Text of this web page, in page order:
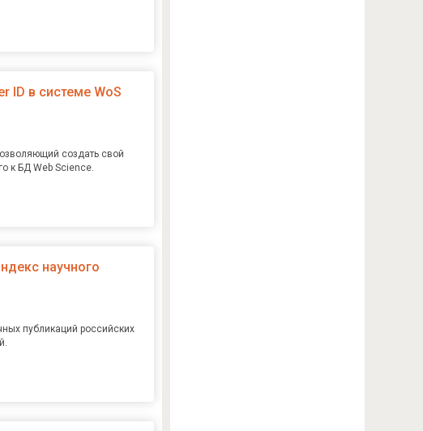
ID в системе WoS
создать свой
к БД Web Science.
научного
публикаций российских